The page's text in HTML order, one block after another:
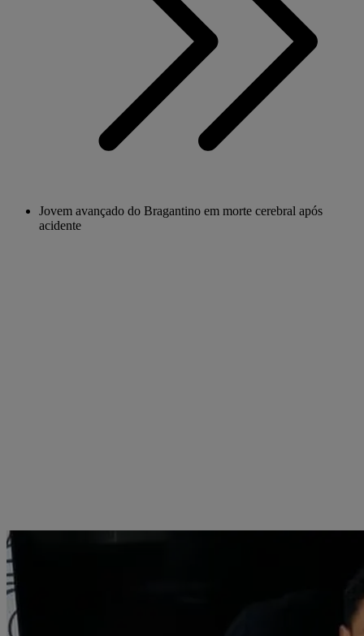
Jovem avançado do Bragantino em morte cerebral após
acidente